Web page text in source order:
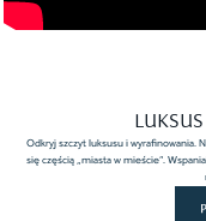
Odkryj szczyt luksusu i wyrafinowania.
się częścią „miasta w mieście”.